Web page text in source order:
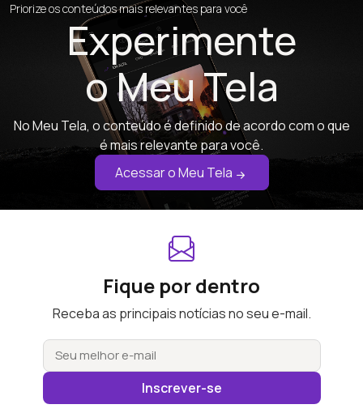
Priorize os conteúdos mais relevantes para você
Experimente
o Meu Tela
No Meu Tela, o conteúdo é definido de acordo com o que
é mais relevante para você.
Acessar o Meu Tela
Fique por dentro
Receba as principais notícias no seu e-mail.
Inscrever-se